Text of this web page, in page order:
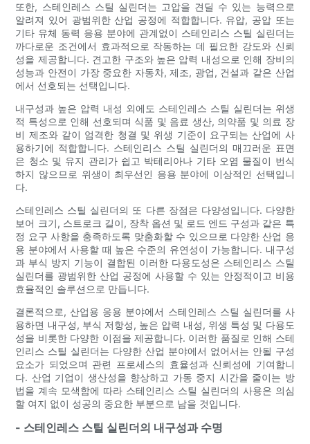
또한, 스테인레스 스틸 실린더는 고압을 견딜 수 있는 능력으로
알려져 있어 광범위한 산업 공정에 적합합니다. 유압, 공압 또는
기타 유체 동력 응용 분야에 관계없이 스테인리스 스틸 실린더는
까다로운 조건에서 효과적으로 작동하는 데 필요한 강도와 신뢰
성을 제공합니다. 견고한 구조와 높은 압력 내성으로 인해 장비의
성능과 안전이 가장 중요한 자동차, 제조, 광업, 건설과 같은 산업
에서 선호되는 선택입니다.
내구성과 높은 압력 내성 외에도 스테인레스 스틸 실린더는 위생
적 특성으로 인해 선호되며 식품 및 음료 생산, 의약품 및 의료 장
비 제조와 같이 엄격한 청결 및 위생 기준이 요구되는 산업에 사
용하기에 적합합니다. 스테인리스 스틸 실린더의 매끄러운 표면
은 청소 및 유지 관리가 쉽고 박테리아나 기타 오염 물질이 번식
하지 않으므로 위생이 최우선인 응용 분야에 이상적인 선택입니
다.
스테인레스 스틸 실린더의 또 다른 장점은 다양성입니다. 다양한
보어 크기, 스트로크 길이, 장착 옵션 및 로드 엔드 구성과 같은 특
정 요구 사항을 충족하도록 맞춤화할 수 있으므로 다양한 산업 응
용 분야에서 사용할 때 높은 수준의 유연성이 가능합니다. 내구성
과 부식 방지 기능이 결합된 이러한 다용도성은 스테인리스 스틸
실린더를 광범위한 산업 공정에 사용할 수 있는 안정적이고 비용
효율적인 솔루션으로 만듭니다.
결론적으로, 산업용 응용 분야에서 스테인레스 스틸 실린더를 사
용하면 내구성, 부식 저항성, 높은 압력 내성, 위생 특성 및 다용도
성을 비롯한 다양한 이점을 제공합니다. 이러한 품질로 인해 스테
인리스 스틸 실린더는 다양한 산업 분야에서 없어서는 안될 구성
요소가 되었으며 관련 프로세스의 효율성과 신뢰성에 기여합니
다. 산업 기업이 생산성을 향상하고 가동 중지 시간을 줄이는 방
법을 계속 모색함에 따라 스테인리스 스틸 실린더의 사용은 의심
할 여지 없이 성공의 중요한 부분으로 남을 것입니다.
- 스테인레스 스틸 실린더의 내구성과 수명